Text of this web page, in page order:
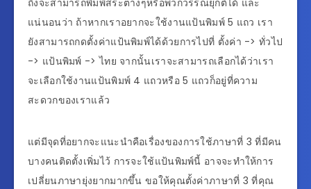
ถึงจะสามารถพิมพ์สระต่างๆหรือพวกวรรณยุกต์ได้ และ
แน่นอนว่า ถ้าหากเราอยากจะใช้งานแป้นพิมพ์ 5 แถว เรา
ยังสามารถกดตั้งค่าแป้นพิมพ์ได้ด้วยการไปที่ ตั้งค่า -> ทั่วไป
-> แป้นพิมพ์ -> ไทย จากนั้นเราจะสามารถเลือกได้ว่าเรา
จะเลือกใช้งานแป้นพิมพ์ 4 แถวหรือ 5 แถวก็อยู่ที่ความ
สะดวกของเราแล้ว
แต่มีจุดที่อยากจะแนะนำคือเรื่องของการใช้ภาษาที่ 3 ที่มีคน
บางคนติดตั้งเพิ่มไว้ การจะใช้แป้นพิมพ์นี้ อาจจะทำให้การ
เปลี่ยนภาษายุ่งยากมากขึ้น ขอให้คุณตั้งค่าภาษาที่ 3 ที่คุณ